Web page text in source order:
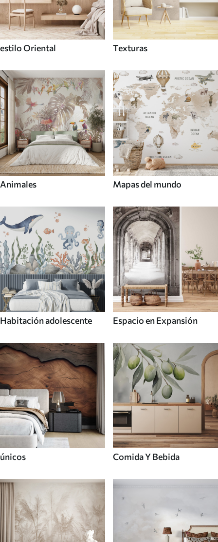
estilo Oriental Texturas
Animales Mapas del mundo
Habitación adolescente Espacio en Expansión
únicos Comida Y Bebida